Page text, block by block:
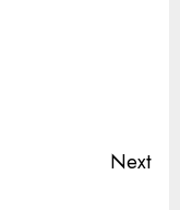
Next